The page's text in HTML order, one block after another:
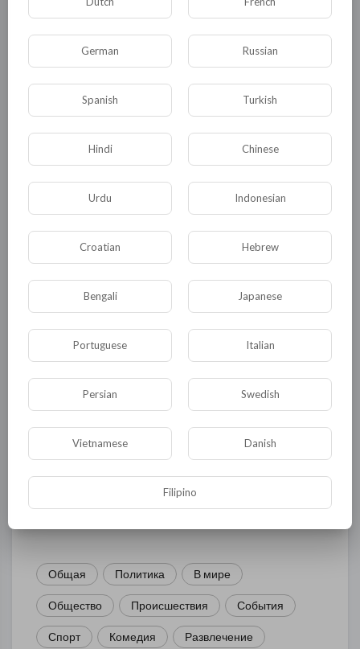
будущем с учётом изменений, привносимых
самими людьми в общественные
взаимоотношения.
продолжение -
science.org/pages/iskonnaja-fizika-allatra-web
Опубликовать
Комментариев нет
Общая Политика В мире
Общество Происшествия События
Спорт Комедия Развлечение
German Russian
Spanish Turkish
Hindi Chinese
Urdu Indonesian
Croatian Hebrew
Bengali Japanese
Portuguese Italian
Persian Swedish
Vietnamese Danish
Filipino